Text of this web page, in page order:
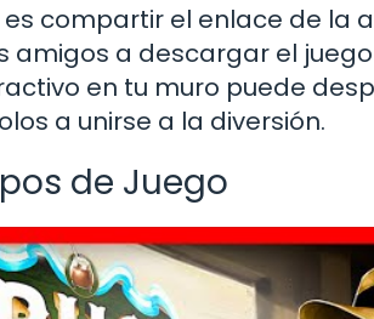
compartir el enlace de la
amigos a descargar el
en tu muro puede
a unirse a la diversión.
de Juego